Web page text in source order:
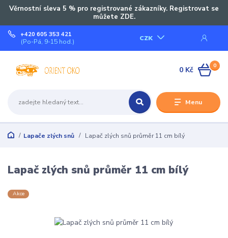
Věrnostní sleva 5 % pro registrované zákazníky. Registrovat se
můžete ZDE.
Menu
CZK
+420 605 353 421
(Po-Pá, 9-15 hod.)
0
0 Kč
Lapače zlých snů Lapač zlých snů průměr 11 cm bílý
Lapač zlých snů průměr 11 cm bílý
Akce